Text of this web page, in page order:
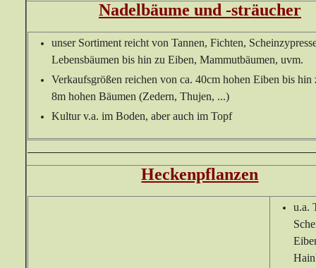
Nadelbäume und -sträucher
unser Sortiment reicht von Tannen, Fichten,
Lebensbäumen bis hin zu Eiben, Mammutbäumen, uvm.
Verkaufsgrößen reichen von ca. 40cm hohen Eiben bis hin
8m hohen Bäumen (Zedern, Thujen, ...)
Kultur v.a. im Boden, aber auch im Topf
Heckenpflanzen
u.a.